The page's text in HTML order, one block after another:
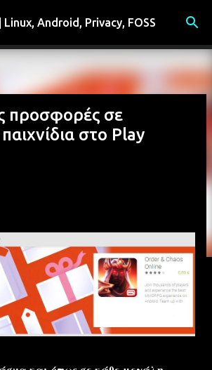
στο κύριο περιεχόμενο
Linux, Android, Privacy, FOSS
προσφορές σε
στο Play